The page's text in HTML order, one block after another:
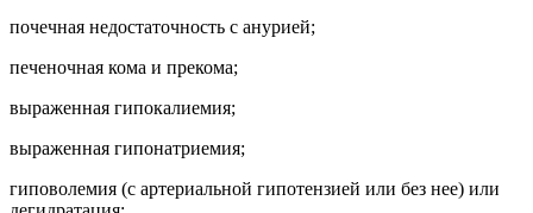
почечная недостаточность с анурией;
печеночная кома и прекома;
выраженная гипокалиемия;
выраженная гипонатриемия;
гиповолемия (с артериальной гипотензией или без нее) или